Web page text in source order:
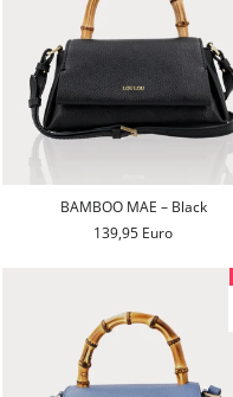
BAMBOO MAE – Black
139,95 Euro